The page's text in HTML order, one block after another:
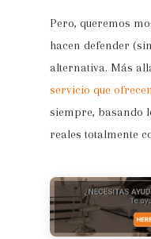
Pero, queremos
hacen defender
alternativa. Más
servicio que
siempre, basando
reales totalmente